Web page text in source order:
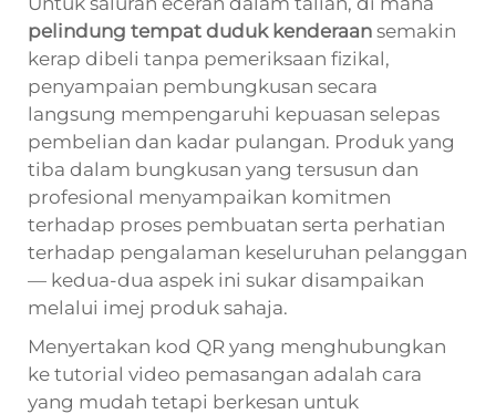
pelindung tempat duduk kenderaan semakin
kerap dibeli tanpa pemeriksaan fizikal,
penyampaian pembungkusan secara
langsung mempengaruhi kepuasan selepas
pembelian dan kadar pulangan. Produk yang
tiba dalam bungkusan yang tersusun dan
profesional menyampaikan komitmen
terhadap proses pembuatan serta perhatian
terhadap pengalaman keseluruhan pelanggan
— kedua-dua aspek ini sukar disampaikan
melalui imej produk sahaja.
Menyertakan kod QR yang menghubungkan
ke tutorial video pemasangan adalah cara
yang mudah tetapi berkesan untuk